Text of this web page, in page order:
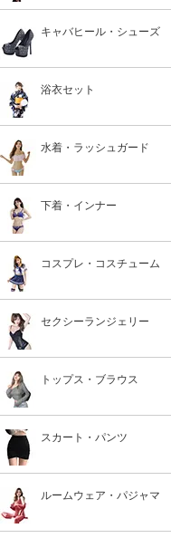
キャバヒール・シューズ
浴衣セット
水着・ラッシュガード
下着・インナー
コスプレ・コスチューム
セクシーランジェリー
トップス・ブラウス
スカート・パンツ
ルームウェア・パジャマ